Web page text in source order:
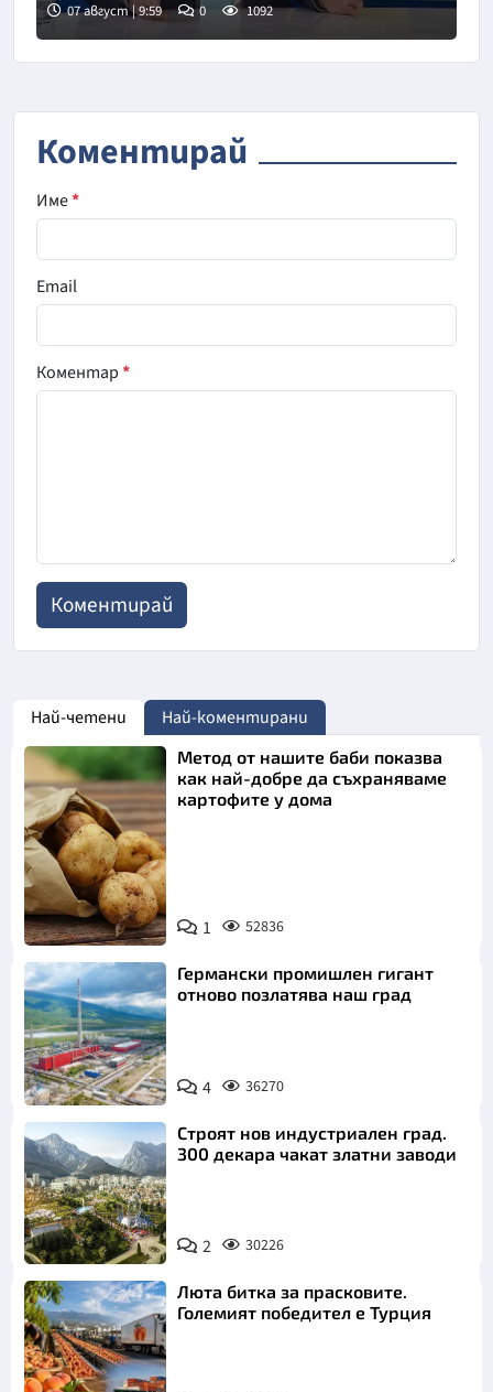
Снимка: БНТ
07 август | 9:59 0 1092
Коментирай
Име*
Email
Коментар*
Най-четени Най-коментирани
Снимка:
Пиксабей
Метод от нашите баби показва
как най-добре да съхраняваме
картофите у дома
1 52836
Германски промишлен гигант
отново позлатява наш град
4 36270
Строят нов индустриален град.
300 декара чакат златни заводи
2 30226
Люта битка за прасковите.
Големият победител е Турция